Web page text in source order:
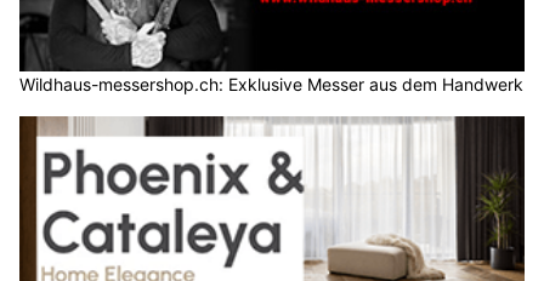
Wildhaus-messershop.ch: Exklusive Messer aus dem Handwerk